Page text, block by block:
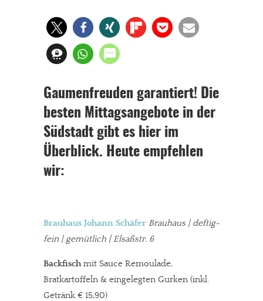
Gaumenfreuden garantiert! Die
besten Mittagsangebote in der
Südstadt gibt es hier im
Überblick. Heute empfehlen
wir:
Brauhaus Johann Schäfer Brauhaus | deftig-
fein | gemütlich | Elsaßstr. 6
Backfischmit Sauce Remoulade,
Bratkartoffeln & eingelegten Gurken (inkl.
Getränk € 15,90)